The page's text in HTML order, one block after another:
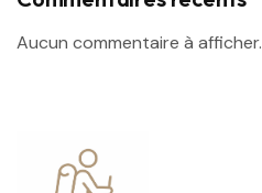
Aucun commentaire à afficher.